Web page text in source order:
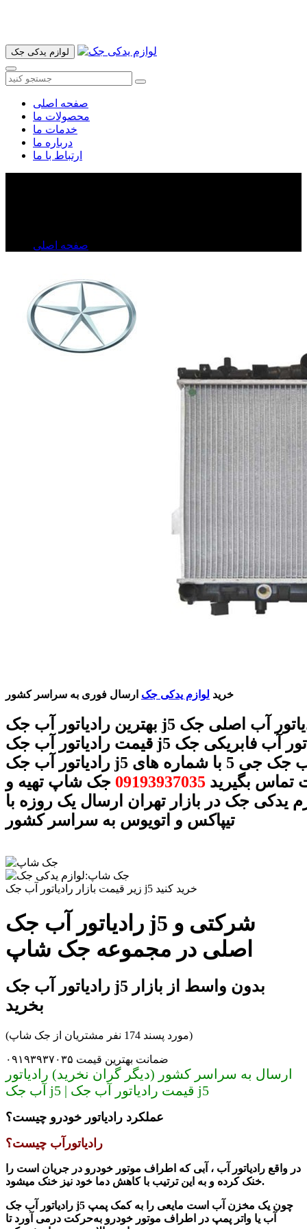
لوازم یدکی جک
صفحه اصلی
محصولات ما
خدمات ما
درباره ما
ارتباط با ما
صفحه اصلی
خرید لوازم یدکی جک ارسال فوری به سراسر کشور
بهترین رادیاتور آب جک j5 رادیاتور آب اصلی جک j5
قیمت رادیاتور آب جک j5 رادیاتور آب فابریکی جک j5
رادیاتور آب جک j5 رادیاتور آب جک جی 5 با شماره های
تماس بگیرید 09193937035 جک شاپ تهیه و
یدکی جک در بازار تهران ارسال یک روزه با
تیپاکس و اتویوس به سراسر کشور
زیر قیمت بازار رادیاتور آب جک j5 خرید کنید
رادیاتور آب جک j5 شرکتی و
اصلی در مجموعه جک شاپ
رادیاتور آب جک j5 بدون واسط از بازار
بخرید
(مورد پسند 174 نفر مشتریان از جک شاپ)
ضمانت بهترین قیمت ۰۹۱۹۳۹۳۷۰۳۵
ارسال به سراسر کشور (دیگر گران نخرید) رادیاتور
آب جک j5 | قیمت رادیاتور آب جک j5
عملکرد رادیاتور خودرو چیست؟
رادیاتورآب چیست؟
در واقع رادیاتور آب ، آبی که اطراف موتور خودرو در جریان است را
خنک کرده و به این ترتیب با کاهش دما خود نیز خنک میشود.
رادیاتور آب جک j5
آب یا واتر پمپ در اطراف موتور خودرو به‌حرکت‌ درمی آورد تا